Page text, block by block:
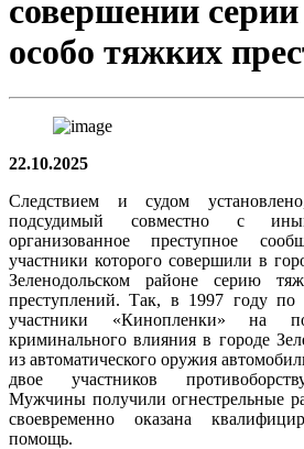
совершении
особо тяжких
22.10.2025
Следствием и судом
подсудимый совместно с
организованное преступное
участники которого совершили в
Зеленодольском районе серию
преступлений. Так, в 1997 году по
участники «Кинопленки» на
криминального влияния в городе
из автоматического оружия
двое участников
Мужчины получили огнестрельные
своевременно оказана
помощь.